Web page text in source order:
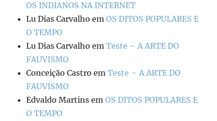
OS INDIANOS NA INTERNET
Lu Dias Carvalho emOS DITOS POPULARES E
O TEMPO
Lu Dias Carvalho emTeste – A ARTE DO
FAUVISMO
Conceição Castro emTeste – A ARTE DO
FAUVISMO
Edvaldo Martins emOS DITOS POPULARES E
O TEMPO